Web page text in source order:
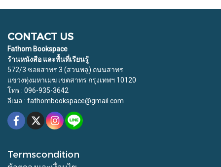
CONTACT US
Fathom Bookspace
ร้านหนังสือ และพื้นที่เรียนรู้
572/3 ซอยสาทร 3 (สวนพลู) ถนนสาทร
แขวงทุ่งมหาเมฆ เขตสาทร กรุงเทพฯ 10120
โทร : 096-935-3642
อีเมล : fathombookspace@gmail.com
Termscondition